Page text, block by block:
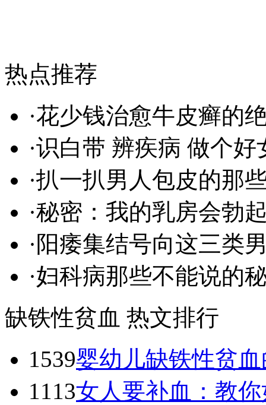
热点推荐
·花少钱治愈牛皮癣的
·识白带 辨疾病 做个好
·扒一扒男人包皮的那
·秘密：我的乳房会勃
· 阳痿集结号向这三类
·妇科病那些不能说的
缺铁性贫血 热文排行
1539婴幼儿缺铁性贫
1113女人要补血：教